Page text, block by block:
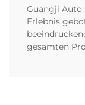
Guangji Auto
Erlebnis
gesamten